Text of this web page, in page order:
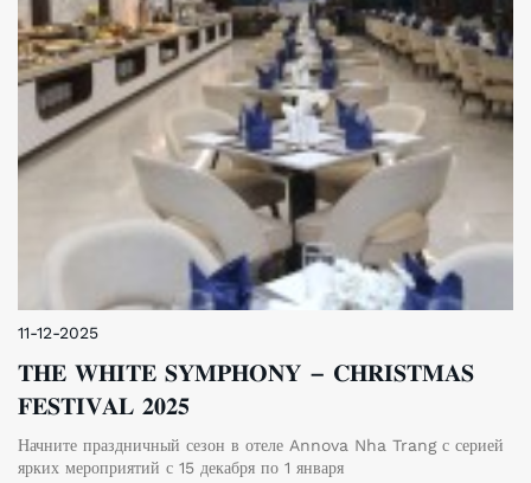
11-12-2025
𝐓𝐇𝐄 𝐖𝐇𝐈𝐓𝐄 𝐒𝐘𝐌𝐏𝐇𝐎𝐍𝐘 – 𝐂𝐇𝐑𝐈𝐒𝐓𝐌𝐀𝐒
𝐅𝐄𝐒𝐓𝐈𝐕𝐀𝐋 𝟐𝟎𝟐𝟓
Начните праздничный сезон в отеле Annova Nha Trang с серией
ярких мероприятий с 15 декабря по 1 января